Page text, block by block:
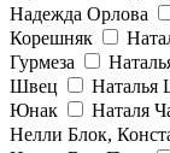
Надежда Орлова
Корешняк
Гурмеза
Швец
Наталья
Юнак
Наталя
Нелли Блок,